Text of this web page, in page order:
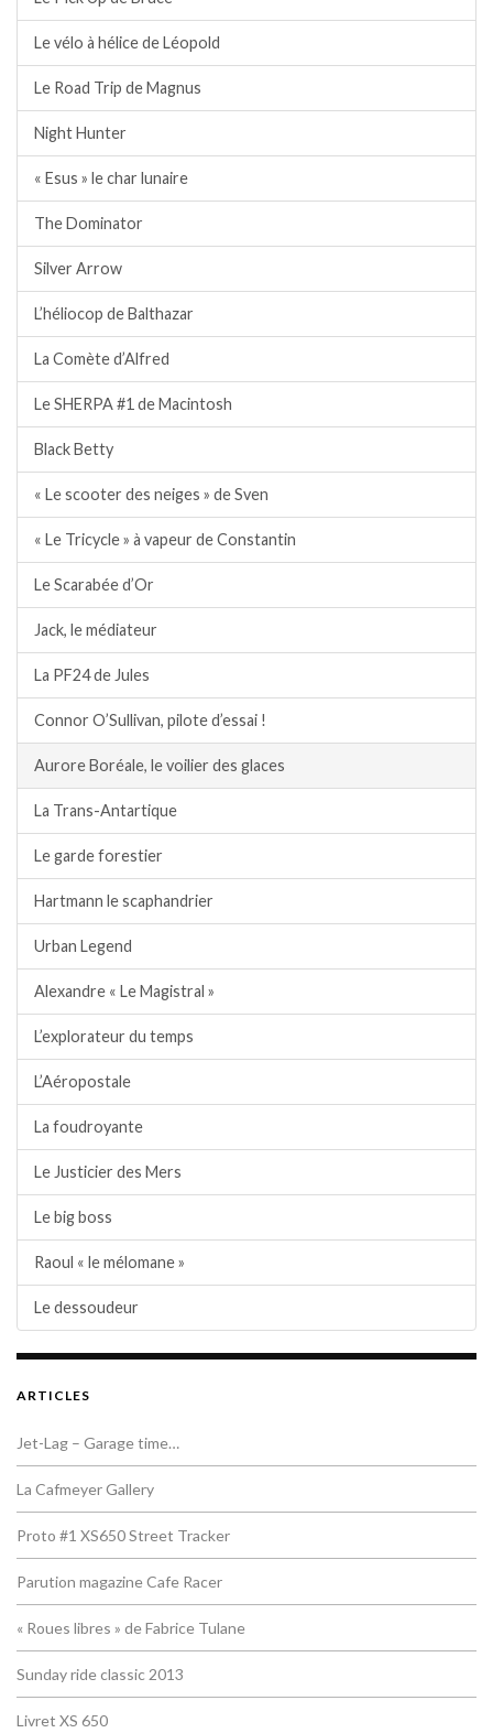
Le vélo à hélice de Léopold
Le Road Trip de Magnus
Night Hunter
« Esus » le char lunaire
The Dominator
Silver Arrow
L’héliocop de Balthazar
La Comète d’Alfred
Le SHERPA #1 de Macintosh
Black Betty
« Le scooter des neiges » de Sven
« Le Tricycle » à vapeur de Constantin
Le Scarabée d’Or
Jack, le médiateur
La PF24 de Jules
Connor O’Sullivan, pilote d’essai !
Aurore Boréale, le voilier des glaces
La Trans-Antartique
Le garde forestier
Hartmann le scaphandrier
Urban Legend
Alexandre « Le Magistral »
L’explorateur du temps
L’Aéropostale
La foudroyante
Le Justicier des Mers
Le big boss
Raoul « le mélomane »
Le dessoudeur
ARTICLES
Jet-Lag – Garage time…
La Cafmeyer Gallery
Proto #1 XS650 Street Tracker
Parution magazine Cafe Racer
« Roues libres » de Fabrice Tulane
Sunday ride classic 2013
Livret XS 650